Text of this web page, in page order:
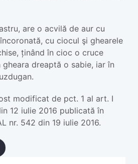
are o acvilă de aur cu
cu ciocul şi ghearele
ținând în cioc o cruce
dreaptă o sabie, iar în
modificat de pct. 1 al art. I
12 iulie 2016 publicată în
nr. 542 din 19 iulie 2016.